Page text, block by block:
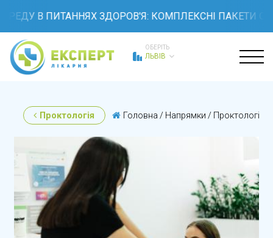
В ПИТАННЯХ ЗДОРОВ'Я: КОМПЛЕКСНІ ПАКЕТИ
ОБЕРІТЬ
ЛЬВІВ
Проктологія Головна / Напрямки / Проктологія